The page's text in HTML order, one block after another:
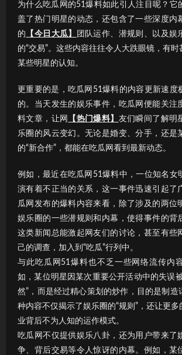
为什么吃瓜网的51爆料如此引人注目呢？它
盖了热门明星的动态，还包含了一些深度内
的 【今日大瓜】
团队运作、潜规则、以及娱
的“交易”。这些内容往往令人大跌眼镜，有
某些明星的认知。
更重要的是，吃瓜网51爆料的内容更新速度
的。当天发生的娱乐事件，吃瓜网便能关注
料文章，让网
【热门爆料】 友们瞬间了解明
乐圈的风云变幻。无论是婚变、分手，还是
的“新合作”，都能在吃瓜网看到最新动态。
例如，最近在吃瓜网51爆料中，一位知名女
演有着不正当的关系，这一事件迅速引起了
瓜网发布的爆料内容来看，除了涉及的两位
娱乐圈的一些潜规则和内幕，使得事件的背
这类新闻总能激起网友们的讨论，甚至有些
己的调查，加入到“吃瓜”行列中。
与此吃瓜网51爆料也不乏一些网络流传内
如，某位明星因某次重要公开活动中的失误
然”，而是经过精心策划的炒作，目的是制造
种内容不仅揭示了娱乐圈的“规则”，还让更
业背后不为人知的运作模式。
吃瓜网不仅提供娱乐八卦，还为用户带来了
争、背后交易等令人惊讶的内幕。例如，某